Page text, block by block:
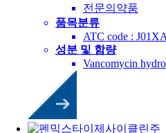
전문의약품
품목분류
ATC code :
성분 및 함량
Vancomycin